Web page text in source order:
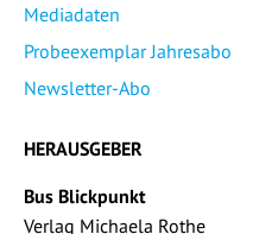
Mediadaten
Probeexemplar Jahresabo
Newsletter-Abo
HERAUSGEBER
Bus Blickpunkt
Verlag Michaela Rothe